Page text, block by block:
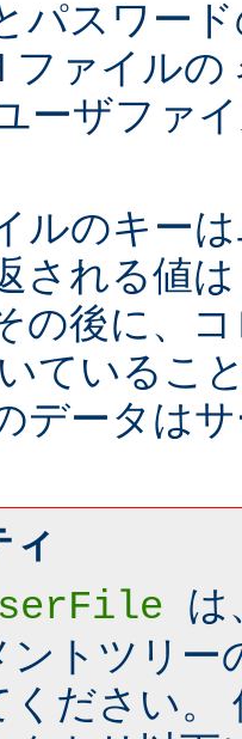
パスワー
ファイルの
ーザファ
ルのキー
される値
の後に、
ているこ
データは
は
ントツリー
ください。